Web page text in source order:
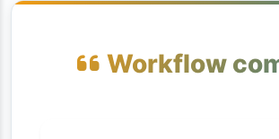
Workflow